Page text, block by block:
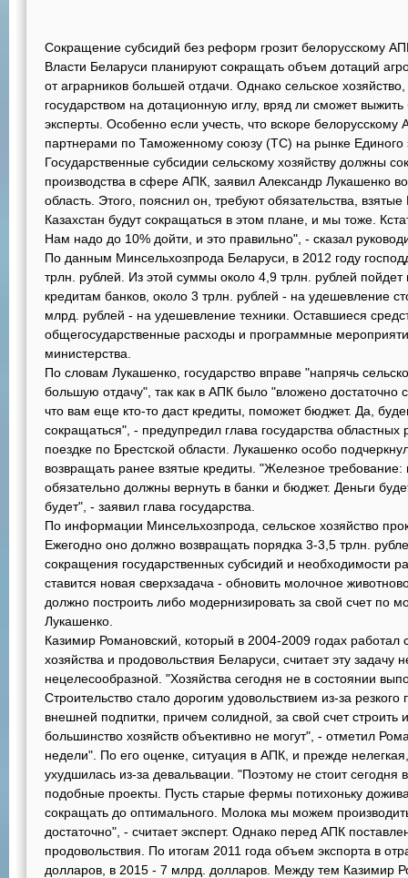
Сокращение субсидий без реформ грозит белорусскому
Власти Беларуси планируют сокращать объем дотаций
от аграрников большей отдачи. Однако сельское
государством на дотационную иглу, вряд ли сможет
эксперты. Особенно если учесть, что вскоре белорусскому
партнерами по Таможенному союзу (ТС) на рынке Единого
Государственные субсидии сельскому хозяйству должны
производства в сфере АПК, заявил Александр Лукашенко
область. Этого, пояснил он, требуют обязательства,
Казахстан будут сокращаться в этом плане, и мы тоже.
Нам надо до 10% дойти, и это правильно", - сказал
По данным Минсельхозпрода Беларуси, в 2012 году
трлн. рублей. Из этой суммы около 4,9 трлн. рублей
кредитам банков, около 3 трлн. рублей - на удешевление
млрд. рублей - на удешевление техники. Оставшиеся
общегосударственные расходы и программные
министерства.
По словам Лукашенко, государство вправе "напрячь
большую отдачу", так как в АПК было "вложено достаточно
что вам еще кто-то даст кредиты, поможет бюджет. Да,
сокращаться", - предупредил глава государства
поездке по Брестской области. Лукашенко особо
возвращать ранее взятые кредиты. "Железное
обязательно должны вернуть в банки и бюджет. Деньги
будет", - заявил глава государства.
По информации Минсельхозпрода, сельское хозяйство
Ежегодно оно должно возвращать порядка 3-3,5 трлн.
сокращения государственных субсидий и необходимости
ставится новая сверхзадача - обновить молочное
должно построить либо модернизировать за свой счет по
Лукашенко.
Казимир Романовский, который в 2004-2009 годах работал
хозяйства и продовольствия Беларуси, считает эту задачу
нецелесообразной. "Хозяйства сегодня не в состоянии
Строительство стало дорогим удовольствием из-за
внешней подпитки, причем солидной, за свой счет
большинство хозяйств объективно не могут", - отметил
недели". По его оценке, ситуация в АПК, и прежде
ухудшилась из-за девальвации. "Поэтому не стоит сегодня
подобные проекты. Пусть старые фермы потихоньку
сокращать до оптимального. Молока мы можем
достаточно", - считает эксперт. Однако перед АПК
продовольствия. По итогам 2011 года объем экспорта в
долларов, в 2015 - 7 млрд. долларов. Между тем Казимир